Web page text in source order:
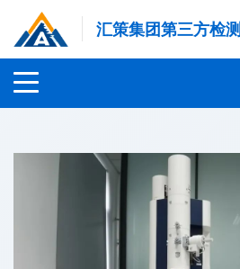
汇策集团第三方检测